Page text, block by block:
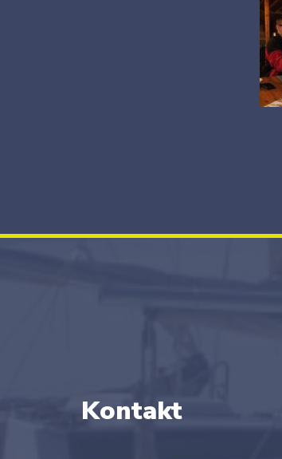
Kontakt